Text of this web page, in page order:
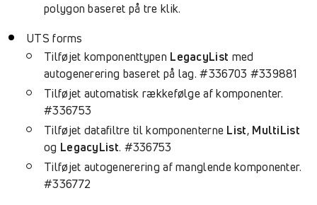
polygon baseret på tre klik.
UTS forms
Tilføjet komponenttypen LegacyList med
autogenerering baseret på lag. #336703 #339881
Tilføjet automatisk rækkefølge af komponenter.
#336753
Tilføjet datafiltre til komponenterne List, MultiList
og LegacyList. #336753
Tilføjet autogenerering af manglende komponenter.
#336772